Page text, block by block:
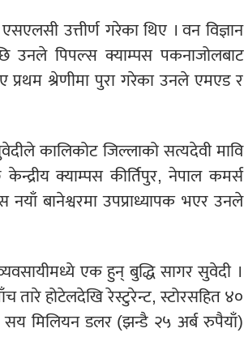
उत्तीर्ण गरेका थिए । वन विज्ञान
उनले पिपल्स क्याम्पस पकनाजोलबाट
प्रथम श्रेणीमा पुरा गरेका उनले एमएड र
कालिकोट जिल्लाको सत्यदेवी मावि
क्याम्पस कीर्तिपुर, नेपाल कमर्स
बानेश्वरमा उपप्राध्यापक भएर उनले
एक हुन् बुद्धि सागर सुवेदी ।
होटेलदेखि रेस्टुरेन्ट, स्टोरसहित ४०
सय मिलियन डलर (झन्डै २५ अर्ब रुपैयाँ)